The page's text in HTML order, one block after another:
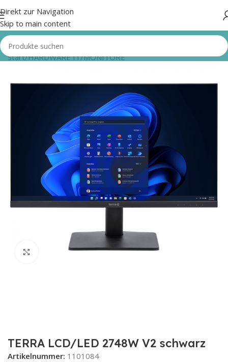
Direkt zur Navigation
Skip to main content
Start/HARDWARE IT/MONITORE
Zum Vergrößern klicken
TERRA LCD/LED 2748W V2 schwarz
Artikelnummer: 1101084